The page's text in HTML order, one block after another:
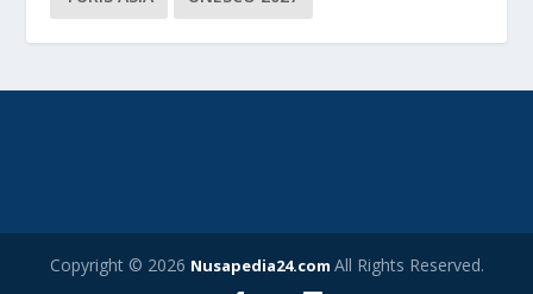
Copyright © 2026 Nusapedia24.com All Rights Reserved.